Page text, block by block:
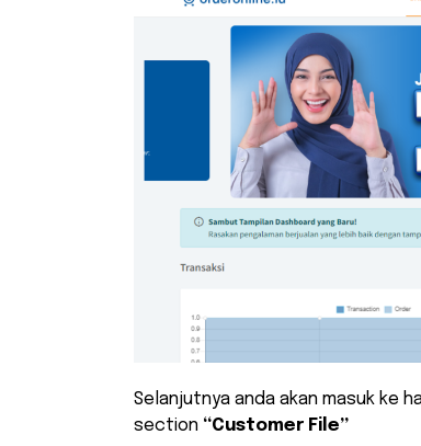
Selanjutnya anda akan masuk ke
section “Customer File”